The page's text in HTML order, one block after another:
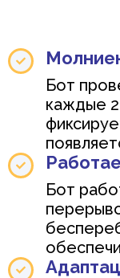
Бот
каждые
Бот